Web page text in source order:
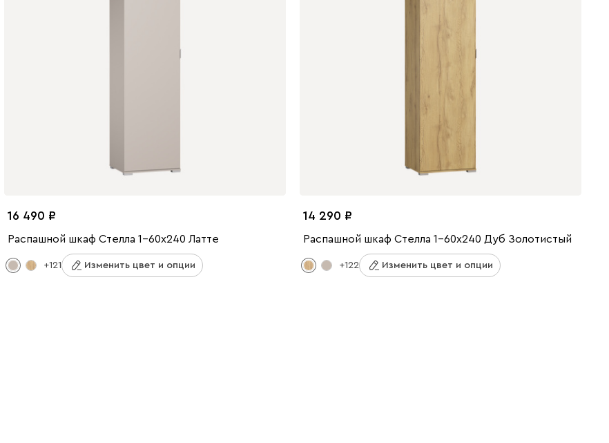
16 490
Распашной шкаф Стелла 1-60x240 Латте
+121 Изменить цвет и опции
14 290
Распашной шкаф Стелла 1-60x240 Дуб Золотистый
+122 Изменить цвет и опции